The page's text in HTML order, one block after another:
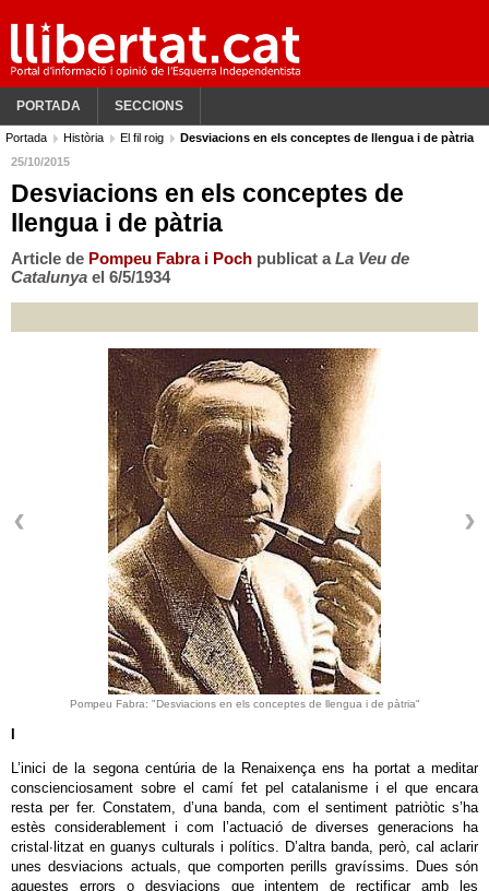
PORTADA SECCIONS
Portada Història El fil roig
Desviacions en els conceptes de llengua i de pàtria
25/10/2015
Desviacions en els conceptes de
llengua i de pàtria
Article de Pompeu Fabra i Poch publicat aLa Veu de
Catalunya el 6/5/1934
Pompeu Fabra: "Desviacions en els conceptes de llengua i de pàtria"
L’inici de la segona centúria de la Renaixença ens ha portat a meditar
conscienciosament sobre el camí fet pel catalanisme i el que encara
resta per fer. Constatem, d’una banda, com el sentiment patriòtic s’ha
estès considerablement i com l’actuació de diverses generacions ha
cristal∙litzat en guanys culturals i polítics. D’altra banda, però, cal aclarir
unes desviacions actuals, que comporten perills gravíssims. Dues són
aquestes errors o desviacions que intentem de rectificar amb les